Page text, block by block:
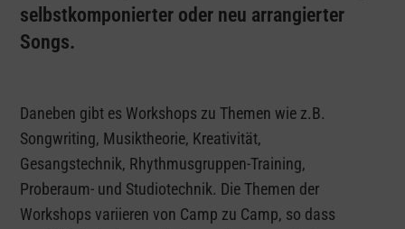
selbstkomponierter oder neu arrangierter
Songs.
Daneben gibt es Workshops zu Themen wie z.B.
Songwriting, Musiktheorie, Kreativität,
Gesangstechnik, Rhythmusgruppen-Training,
Proberaum- und Studiotechnik. Die Themen der
Workshops variieren von Camp zu Camp, so dass